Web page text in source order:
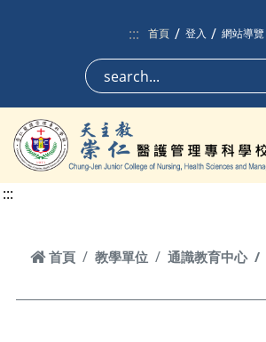
:::
首頁 登入 網站導覽
:::
首頁
首頁 教學單位 通識教育中心